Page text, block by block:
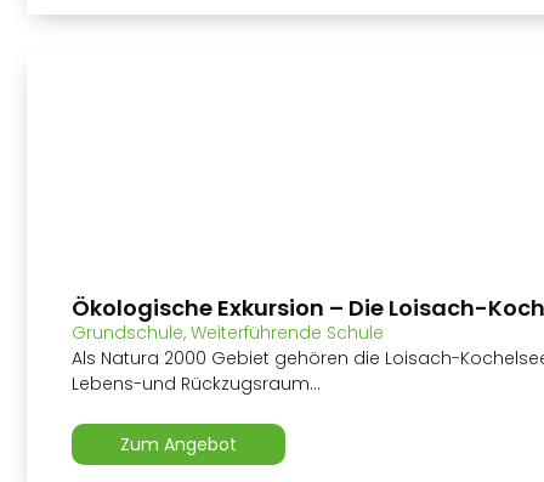
Ökologische Exkursion – Die Loisach-
Grundschule, Weiterführende Schule
Als Natura 2000 Gebiet gehören die Loisach-
Lebens-und Rückzugsraum...
Zum Angebot